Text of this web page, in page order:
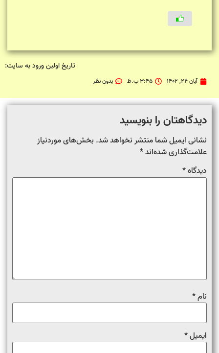
تاریخ اولین ورود به سایت:
آبان 24, 1402 3:45 ب.ظ بدون نظر
دیدگاهتان را بنویسید
نشانی ایمیل شما منتشر نخواهد شد. بخش‌های موردنیاز
علامت‌گذاری شده‌اند*
دیدگاه*
نام*
ایمیل*